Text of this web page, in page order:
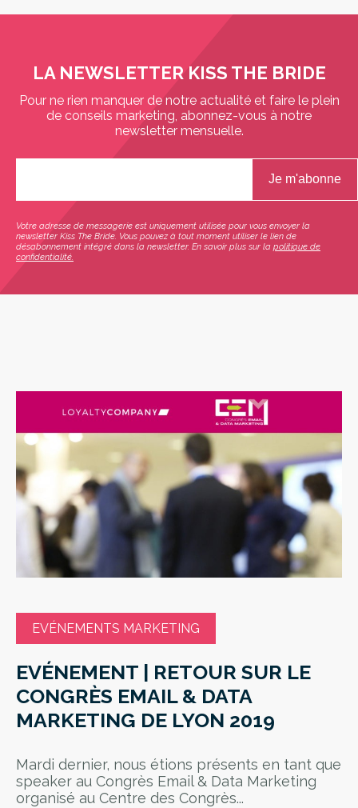
LA NEWSLETTER KISS THE BRIDE
Pour ne rien manquer de notre actualité et faire le plein
de conseils marketing, abonnez-vous à notre
newsletter mensuelle.
Votre adresse de messagerie est uniquement utilisée pour vous envoyer la
newsletter Kiss The Bride. Vous pouvez à tout moment utiliser le lien de
désabonnement intégré dans la newsletter. En savoir plus sur la politique de
confidentialité.
EVÉNEMENTS MARKETING
EVÉNEMENT | RETOUR SUR LE
CONGRÈS EMAIL & DATA
MARKETING DE LYON 2019
Mardi dernier, nous étions présents en tant que
speaker au Congrès Email & Data Marketing
organisé au Centre des Congrès...